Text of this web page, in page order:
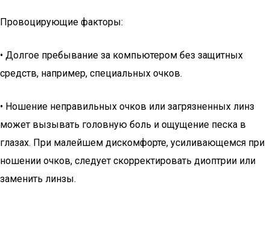
Провоцирующие факторы:
• Долгое пребывание за компьютером без защитных
средств, например, специальных очков.
• Ношение неправильных очков или загрязненных линз
может вызывать головную боль и ощущение песка в
глазах. При малейшем дискомфорте, усиливающемся при
ношении очков, следует скорректировать диоптрии или
заменить линзы.